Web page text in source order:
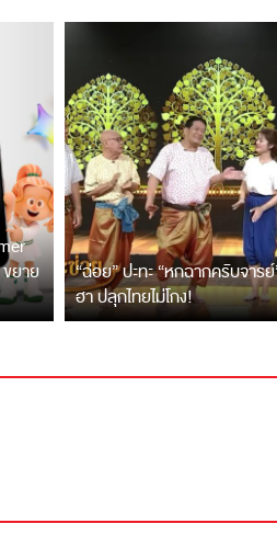
ยาย
“ฉ่อย” ปะทะ “หกฉากครับจาร
ฮา ปลุกไทยไม่โกง!